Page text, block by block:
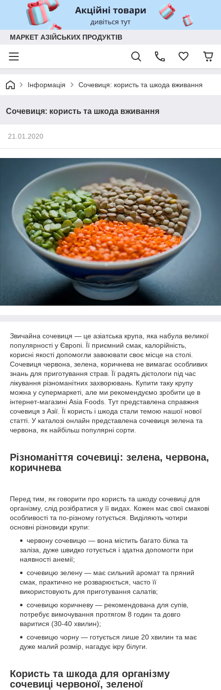
МАРКЕТ АЗІЙСЬКИХ ПРОДУКТІВ
Інформація Сочевиця: користь та шкода вживання
Сочевиця: користь та шкода вживання
21.01.2020
Звичайна сочевиця — це азіатська крупа, яка набула великої
популярності у Європі. Її приємний смак, калорійність,
корисні якості допомогли завоювати своє місце на столі.
Сочевиця червона, зелена, коричнева не вимагає особливих
знань для приготування страв. Її радять дієтологи під час
лікування різноманітних захворювань. Купити таку крупу
можна у супермаркеті, але ми рекомендуємо зробити це в
інтернет-магазині Asia Foods. Тут представлена справжня
сочевиця з Азії. Її користь і шкода стали темою нашої нової
статті. У каталозі онлайн представлена сочевиця зелена та
червона, як найбільш популярні сорти.
Різноманіття сочевиці: зелена, червона,
коричнева
Перед тим, як говорити про користь та шкоду сочевиці для
організму, слід розібратися у її видах. Кожен має свої смакові
особливості та по-різному готується. Виділяють чотири
основні різновиди крупи:
червону сочевицю — вона містить багато білка та
заліза, дуже швидко готується і здатна допомогти при
наявності анемії;
сочевицю зелену — має сильний аромат та пряний
смак, практично не розварюється, часто її
використовують для приготування салатів;
сочевицю коричневу — рекомендована для супів,
потребує вимочування протягом 8 годин та довго
варитися (30-40 хвилин);
сочевицю чорну — готується лише 20 хвилин та має
дуже малий розмір, нагадує ікру білуги.
Користь та шкода для організму
сочевиці червоної, зеленої